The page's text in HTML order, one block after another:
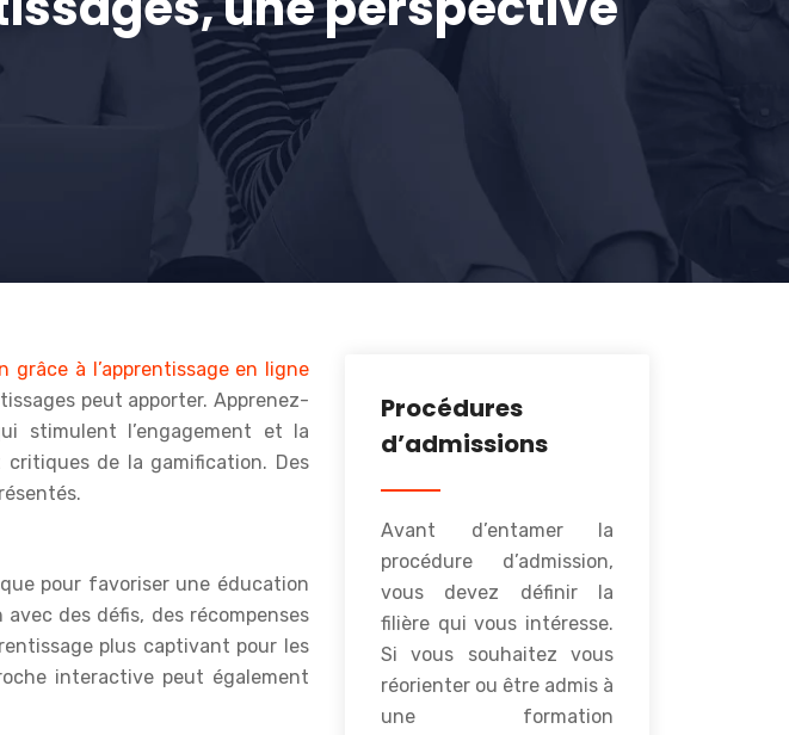
grâce à l’apprentissage en ligne
peut apporter. Apprenez-
stimulent l’engagement et la
de la gamification. Des
pour favoriser une éducation
des défis, des récompenses
plus captivant pour les
interactive peut également
Procédures
d’admissions
Avant d’entamer la
procédure d’admission,
vous devez définir la
filière qui vous intéresse.
Si vous souhaitez vous
réorienter ou être admis à
une formation